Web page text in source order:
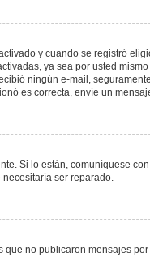
y cuando se registró
ya sea por usted
ningún e-mail,
es correcta, envíe un
Si lo están, comuníquese
ser reparado.
no publicaron mensajes